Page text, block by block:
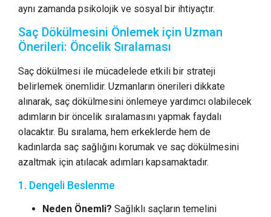
aynı zamanda psikolojik ve sosyal bir ihtiyaçtır.
Saç Dökülmesini Önlemek için Uzman
Önerileri: Öncelik Sıralaması
Saç dökülmesi ile mücadelede etkili bir strateji
belirlemek önemlidir. Uzmanların önerileri dikkate
alınarak, saç dökülmesini önlemeye yardımcı olabilecek
adımların bir öncelik sıralamasını yapmak faydalı
olacaktır. Bu sıralama, hem erkeklerde hem de
kadınlarda saç sağlığını korumak ve saç dökülmesini
azaltmak için atılacak adımları kapsamaktadır.
1. Dengeli Beslenme
Neden Önemli? Sağlıklı saçların temelini